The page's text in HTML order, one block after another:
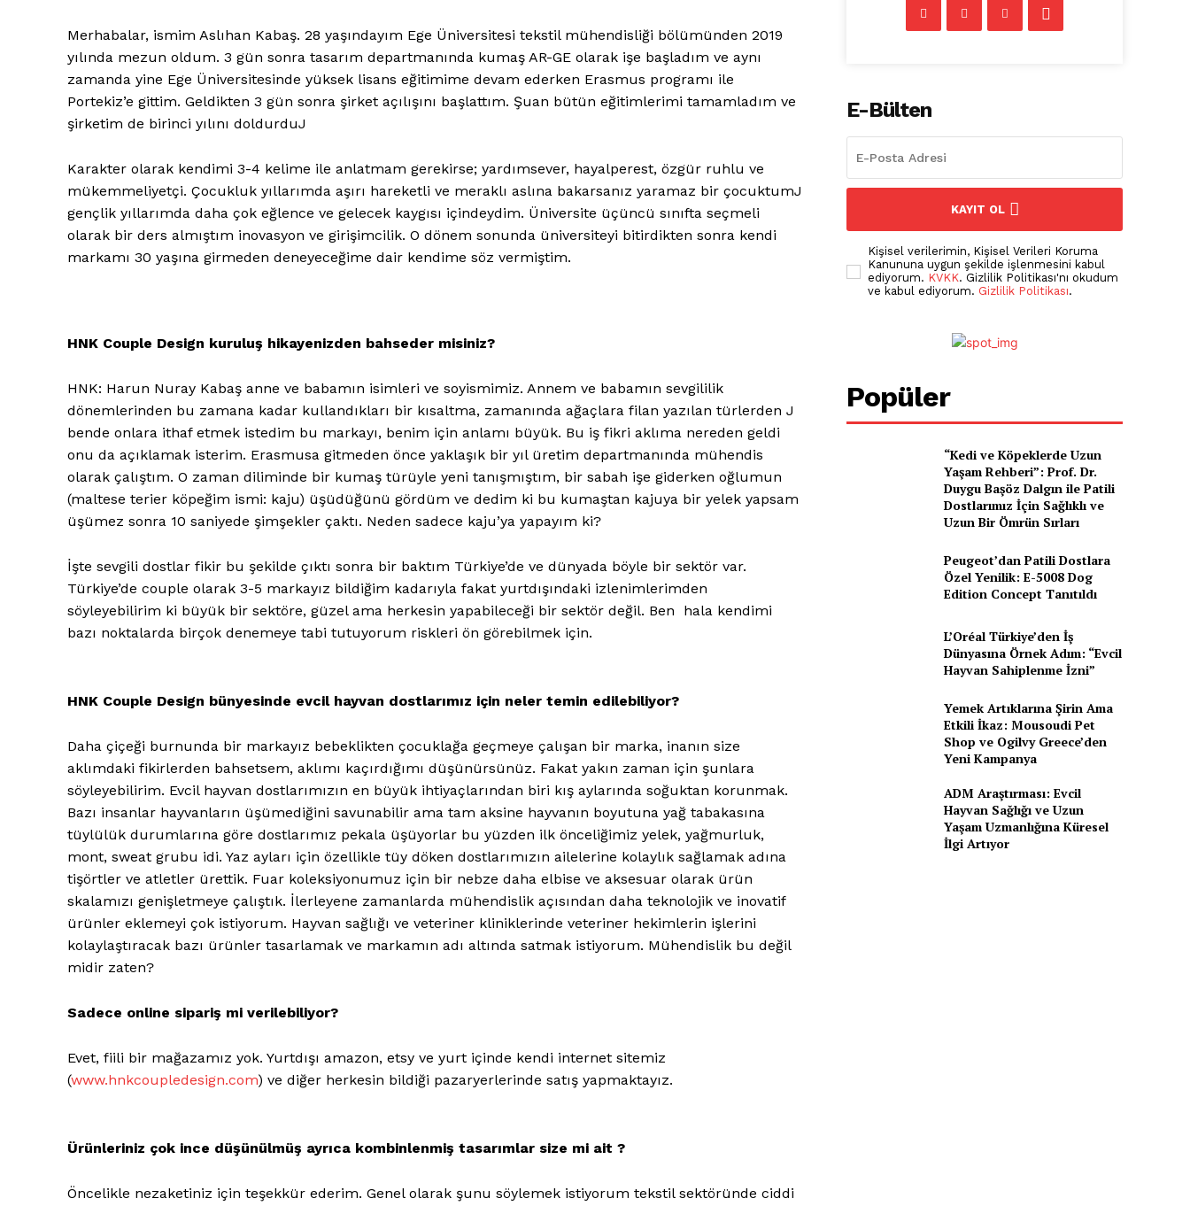
Pet Haber Gazetesi
Türkiye'nin Sektörel
Gazetesi
PetHaber Gazetesi
Ana Sayfa
Gazeteniz
Özel Röportajlar
Köşe Yazıları
Reklam
Merhabalar, ismim Aslıhan Kabaş. 28 yaşındayım Ege Üniversitesi tekstil mühendisliği bölümünden 2019
yılında mezun oldum. 3 gün sonra tasarım departmanında kumaş AR-GE olarak işe başladım ve aynı
zamanda yine Ege Üniversitesinde yüksek lisans eğitimime devam ederken Erasmus programı ile
Portekiz’e gittim. Geldikten 3 gün sonra şirket açılışını başlattım. Şuan bütün eğitimlerimi tamamladım ve
şirketim de birinci yılını doldurduJ
Karakter olarak kendimi 3-4 kelime ile anlatmam gerekirse; yardımsever, hayalperest, özgür ruhlu ve
mükemmeliyetçi. Çocukluk yıllarımda aşırı hareketli ve meraklı aslına bakarsanız yaramaz bir çocuktumJ
gençlik yıllarımda daha çok eğlence ve gelecek kaygısı içindeydim. Üniversite üçüncü sınıfta seçmeli
olarak bir ders almıştım inovasyon ve girişimcilik. O dönem sonunda üniversiteyi bitirdikten sonra kendi
markamı 30 yaşına girmeden deneyeceğime dair kendime söz vermiştim.
HNK Couple Design kuruluş hikayenizden bahseder misiniz?
HNK: Harun Nuray Kabaş anne ve babamın isimleri ve soyismimiz. Annem ve babamın sevgililik
dönemlerinden bu zamana kadar kullandıkları bir kısaltma, zamanında ağaçlara filan yazılan türlerden J
bende onlara ithaf etmek istedim bu markayı, benim için anlamı büyük. Bu iş fikri aklıma nereden geldi
onu da açıklamak isterim. Erasmusa gitmeden önce yaklaşık bir yıl üretim departmanında mühendis
olarak çalıştım. O zaman diliminde bir kumaş türüyle yeni tanışmıştım, bir sabah işe giderken oğlumun
(maltese terier köpeğim ismi: kaju) üşüdüğünü gördüm ve dedim ki bu kumaştan kajuya bir yelek yapsam
üşümez sonra 10 saniyede şimşekler çaktı. Neden sadece kaju’ya yapayım ki?
İşte sevgili dostlar fikir bu şekilde çıktı sonra bir baktım Türkiye’de ve dünyada böyle bir sektör var.
Türkiye’de couple olarak 3-5 markayız bildiğim kadarıyla fakat yurtdışındaki izlenimlerimden
söyleyebilirim ki büyük bir sektöre, güzel ama herkesin yapabileceği bir sektör değil. Ben hala kendimi
bazı noktalarda birçok denemeye tabi tutuyorum riskleri ön görebilmek için.
HNK Couple Design bünyesinde evcil hayvan dostlarımız için neler temin edilebiliyor?
Daha çiçeği burnunda bir markayız bebeklikten çocuklağa geçmeye çalışan bir marka, inanın size
aklımdaki fikirlerden bahsetsem, aklımı kaçırdığımı düşünürsünüz. Fakat yakın zaman için şunlara
söyleyebilirim. Evcil hayvan dostlarımızın en büyük ihtiyaçlarından biri kış aylarında soğuktan korunmak.
Bazı insanlar hayvanların üşümediğini savunabilir ama tam aksine hayvanın boyutuna yağ tabakasına
tüylülük durumlarına göre dostlarımız pekala üşüyorlar bu yüzden ilk önceliğimiz yelek, yağmurluk,
mont, sweat grubu idi. Yaz ayları için özellikle tüy döken dostlarımızın ailelerine kolaylık sağlamak adına
tişörtler ve atletler ürettik. Fuar koleksiyonumuz için bir nebze daha elbise ve aksesuar olarak ürün
skalamızı genişletmeye çalıştık. İlerleyene zamanlarda mühendislik açısından daha teknolojik ve inovatif
ürünler eklemeyi çok istiyorum. Hayvan sağlığı ve veteriner kliniklerinde veteriner hekimlerin işlerini
kolaylaştıracak bazı ürünler tasarlamak ve markamın adı altında satmak istiyorum. Mühendislik bu değil
midir zaten?
Sadece online sipariş mi verilebiliyor?
Evet, fiili bir mağazamız yok. Yurtdışı amazon, etsy ve yurt içinde kendi internet sitemiz
(www.hnkcoupledesign.com) ve diğer herkesin bildiği pazaryerlerinde satış yapmaktayız.
Ürünleriniz çok ince düşünülmüş ayrıca kombinlenmiş tasarımlar size mi ait ?
Öncelikle nezaketiniz için teşekkür ederim. Genel olarak şunu söylemek istiyorum tekstil sektöründe ciddi
E-Bülten
KAYIT OL
Kişisel verilerimin, Kişisel Verileri Koruma
Kanununa uygun şekilde işlenmesini kabul
ediyorum. KVKK. Gizlilik Politikası'nı okudum
ve kabul ediyorum. Gizlilik Politikası.
Popüler
“Kedi ve Köpeklerde Uzun
Yaşam Rehberi”: Prof. Dr.
Duygu Başöz Dalgın ile Patili
Dostlarımız İçin Sağlıklı ve
Uzun Bir Ömrün Sırları
Peugeot’dan Patili Dostlara
Özel Yenilik: E-5008 Dog
Edition Concept Tanıtıldı
L’Oréal Türkiye’den İş
Dünyasına Örnek Adım: “Evcil
Hayvan Sahiplenme İzni”
Yemek Artıklarına Şirin Ama
Etkili İkaz: Mousoudi Pet
Shop ve Ogilvy Greece’den
Yeni Kampanya
ADM Araştırması: Evcil
Hayvan Sağlığı ve Uzun
Yaşam Uzmanlığına Küresel
İlgi Artıyor